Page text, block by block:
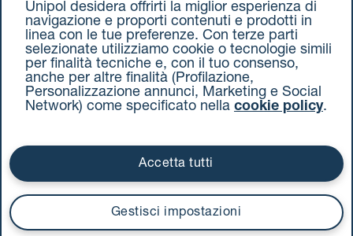
Accessibilità
Ti serve supporto?
Unipol desidera offrirti la miglior esperienza di
navigazione e proporti contenuti e prodotti in
linea con le tue preferenze. Con terze parti
selezionate utilizziamo cookie o tecnologie simili
per finalità tecniche e, con il tuo consenso,
anche per altre finalità (Profilazione,
Personalizzazione annunci, Marketing e Social
Network) come specificato nella cookie policy.
Gestisci impostazioni
Accetta tutti